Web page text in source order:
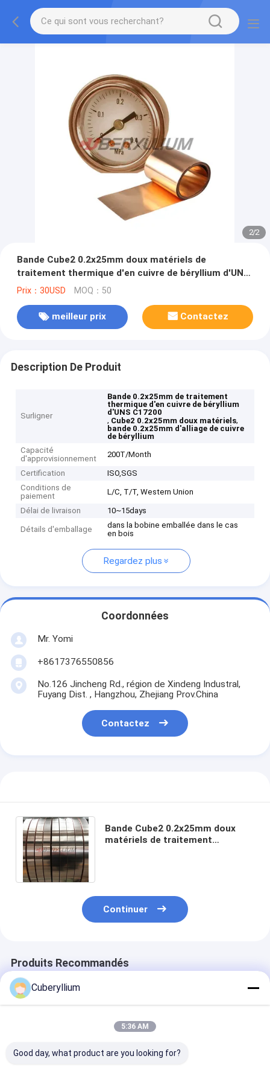
2/2
Bande Cube2 0.2x25mm doux matériels de
traitement thermique d'en cuivre de béryllium d'UNS
C17200
Prix：30USD MOQ：50
meilleur prix Contactez
Description De Produit
Surligner
Bande 0.2x25mm de traitement
thermique d'en cuivre de béryllium
d'UNS C17200
, Cube2 0.2x25mm doux matériels,
bande 0.2x25mm d'alliage de cuivre
de béryllium
Capacité
d'approvisionnement
200T/Month
Certification
ISO,SGS
Conditions de
paiement
L/C, T/T, Western Union
Délai de livraison 10~15days
Détails d'emballage
dans la bobine emballée dans le cas
en bois
Regardez plus
Coordonnées
Mr. Yomi
+8617376550856
No.126 Jincheng Rd., région de Xindeng Industral,
Fuyang Dist. , Hangzhou, Zhejiang Prov.China
Contactez
Bande Cube2 0.2x25mm doux
matériels de traitement
Continuer
Produits Recommandés
Cuberyllium
5:36 AM
Good day, what product are you looking for?